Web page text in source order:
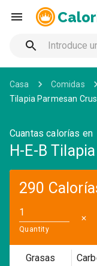
Casa Comidas
Tilapia Parmesan
Cuantas calorías en
H-E-B
290
Quantity
✕
Grasas